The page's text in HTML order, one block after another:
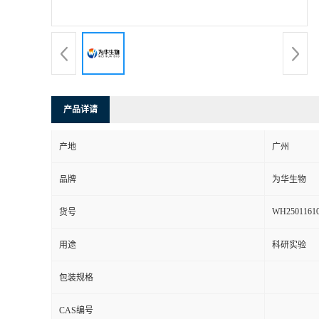
产品详请
产地 广州
品牌 为华生物
货号
用途 科研实验
包装规格
CAS编号